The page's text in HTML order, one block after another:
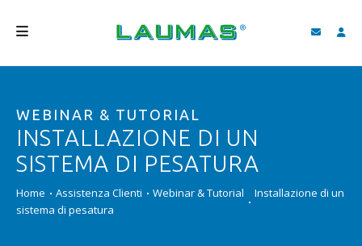
PRODOTTI
SERVIZI
VIDEO
WEBINAR & TUTORIAL
INSTALLAZIONE DI UN
SISTEMA DI PESATURA
Home Assistenza Clienti Webinar & Tutorial
Installazione di un
sistema di pesatura